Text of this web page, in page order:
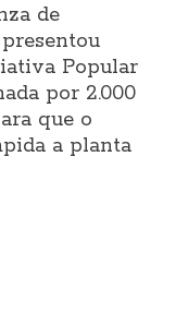
de
Popular
por 2.000
que o
a planta